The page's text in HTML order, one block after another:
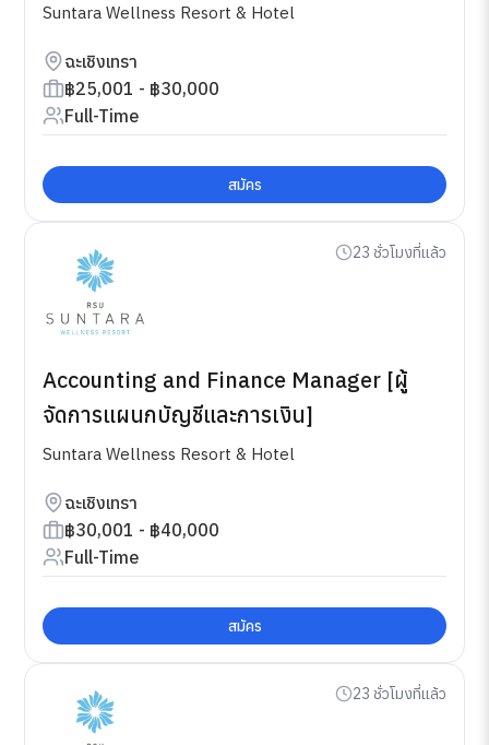
Suntara Wellness Resort & Hotel
ฉะเชิงเทรา
฿25,001 - ฿30,000
Full-Time
สมัคร
23 ชั่วโมงที่แล้ว
Accounting and Finance Manager [ผู้
จัดการแผนกบัญชีและการเงิน]
Suntara Wellness Resort & Hotel
ฉะเชิงเทรา
฿30,001 - ฿40,000
Full-Time
สมัคร
23 ชั่วโมงที่แล้ว